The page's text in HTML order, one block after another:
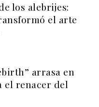
los alebrijes:
el arte
arrasa en
el renacer del